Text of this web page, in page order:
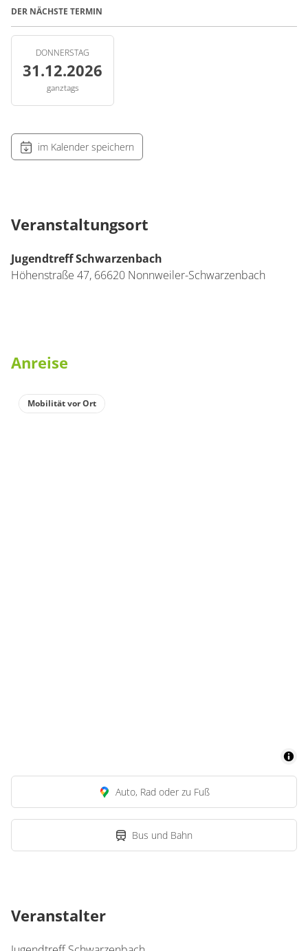
DER NÄCHSTE TERMIN
DONNERSTAG
31.12.2026
ganztags
im Kalender speichern
Veranstaltungsort
Jugendtreff Schwarzenbach
Höhenstraße 47, 66620 Nonnweiler-Schwarzenbach
Anreise
Mobilität vor Ort
Auto, Rad oder zu Fuß
Bus und Bahn
Veranstalter